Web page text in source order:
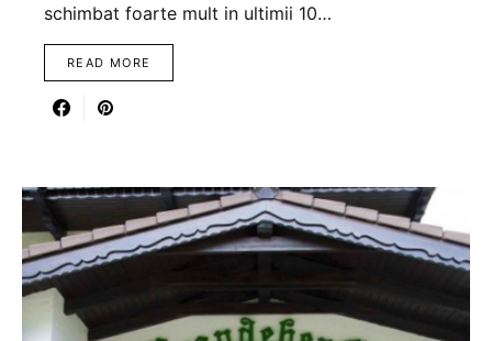
schimbat foarte mult in ultimii 10…
READ MORE